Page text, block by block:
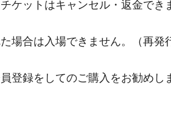
ケットはキャンセル・返金でき
場合は入場できません。（再発
登録をしてのご購入をお勧めし